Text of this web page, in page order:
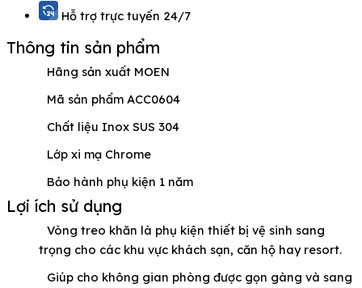
Hỗ trợ trực tuyến 24/7
Thông tin sản phẩm
Hãng sản xuất MOEN
Mã sản phẩm ACC0604
Chất liệu Inox SUS 304
Lớp xi mạ Chrome
Bảo hành phụ kiện 1 năm
Lợi ích sử dụng
Vòng treo khăn là phụ kiện thiết bị vệ sinh sang
trọng cho các khu vực khách sạn, căn hộ hay resort.
Giúp cho không gian phòng được gọn gàng và sang